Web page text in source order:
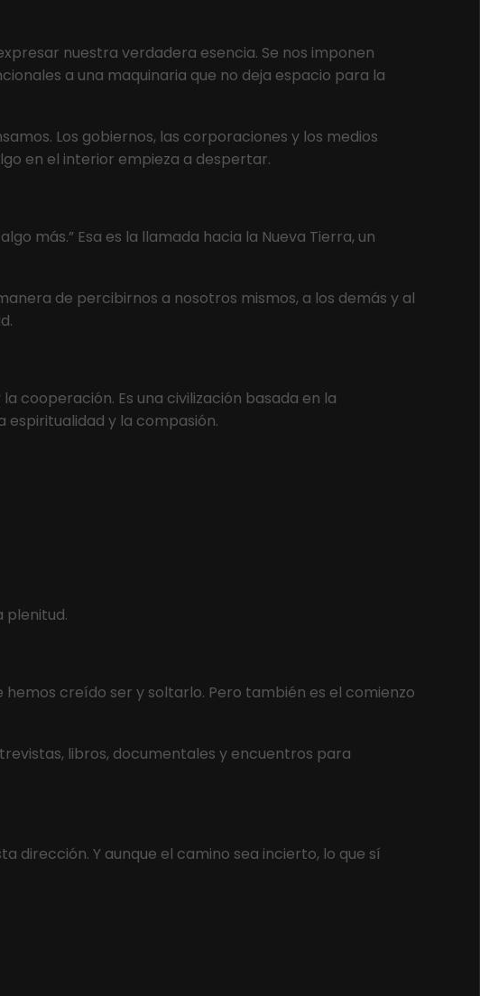
nuestra verdadera esencia. Se nos imponen
a una maquinaria que no deja espacio para la
Los gobiernos, las corporaciones y los medios
en el interior empieza a despertar.
más.” Esa es la llamada hacia la Nueva Tierra, un
de percibirnos a nosotros mismos, a los demás y al
cooperación. Es una civilización basada en la
espiritualidad y la compasión.
plenitud.
creído ser y soltarlo. Pero también es el comienzo
libros, documentales y encuentros para
dirección. Y aunque el camino sea incierto, lo que sí